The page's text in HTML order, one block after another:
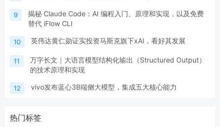
9
揭秘 Claude Code：AI 编程入门、原理和实现，以及免费
替代 iFlow CLI
10 英伟达黄仁勋证实投资马斯克旗下xAI，看好其发展
11
万字长文｜大语言模型结构化输出（Structured Output）
的技术原理和实现
12 vivo发布蓝心3B端侧大模型，集成五大核心能力
热门标签